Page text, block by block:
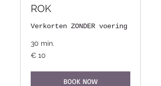
ROK
Verkorten ZONDER voering
30 min.
10
euro
€ 10
BOOK NOW